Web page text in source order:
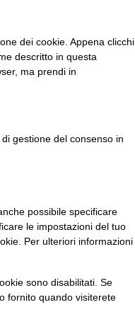
dei cookie. Appena clicchi
descritto in questa
ma prendi in
gestione del consenso in
possibile specificare
le impostazioni del tuo
Per ulteriori informazioni
sono disabilitati. Se
fornito quando visiterete